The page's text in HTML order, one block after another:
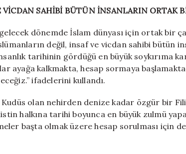
VİCDAN SAHİBİ BÜTÜN İNSANLARIN ORTAK
dönemde İslam dünyası için ortak bir
değil, insaf ve vicdan sahibi bütün
tarihinin gördüğü en büyük soykırıma
ayağa kalkmakta, hesap sormaya
ifadelerini kullandı.
olan nehirden denize kadar özgür bir
halkına tarihi boyunca en büyük zulmü
başta olmak üzere hesap sorulması için